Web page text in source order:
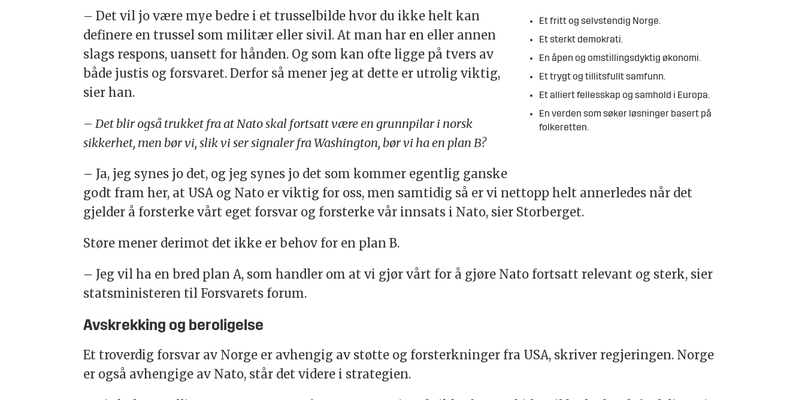
Et fritt og selvstendig Norge.
Et sterkt demokrati.
En åpen og omstillingsdyktig økonomi.
Et trygt og tillitsfullt samfunn.
Et alliert fellesskap og samhold i Europa.
En verden som søker løsninger basert på
folkeretten.
– Det vil jo være mye bedre i et trusselbilde hvor du ikke helt kan
definere en trussel som militær eller sivil. At man har en eller annen
slags respons, uansett for hånden. Og som kan ofte ligge på tvers av
både justis og forsvaret. Derfor så mener jeg at dette er utrolig viktig,
sier han.
– Det blir også trukket fra at Nato skal fortsatt være en grunnpilar i norsk
sikkerhet, men bør vi, slik vi ser signaler fra Washington, bør vi ha en plan B?
– Ja, jeg synes jo det, og jeg synes jo det som kommer egentlig ganske
godt fram her, at USA og Nato er viktig for oss, men samtidig så er vi nettopp helt annerledes når det
gjelder å forsterke vårt eget forsvar og forsterke vår innsats i Nato, sier Storberget.
Støre mener derimot det ikke er behov for en plan B.
– Jeg vil ha en bred plan A, som handler om at vi gjør vårt for å gjøre Nato fortsatt relevant og sterk, sier
statsministeren til Forsvarets forum.
Avskrekking og beroligelse
Et troverdig forsvar av Norge er avhengig av støtte og forsterkninger fra USA, skriver regjeringen. Norge
er også avhengige av Nato, står det videre i strategien.